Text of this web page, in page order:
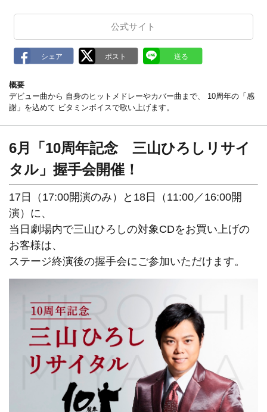
公式サイト
概要
デビュー曲から 自身のヒットメドレーやカバー曲まで、 10周年の「感
謝」を込めて ビタミンボイスで歌い上げます。
6月「10周年記念 三山ひろしリサイ
タル」握手会開催！
17日（17:00開演のみ）と18日（11:00／16:00開
演）に、
当日劇場内で三山ひろしの対象CDをお買い上げの
お客様は、
ステージ終演後の握手会にご参加いただけます。